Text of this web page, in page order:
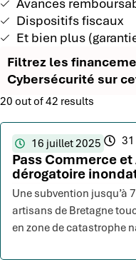
Avances
Dispositifs fiscaux
Et bien plus
Filtrez les
Cybersécurité sur
20 out of 42 results
16 juillet 2025
Pass Commerce
dérogatoire
Une subvention jusqu’à
artisans de Bretagne
en zone de catastrophe